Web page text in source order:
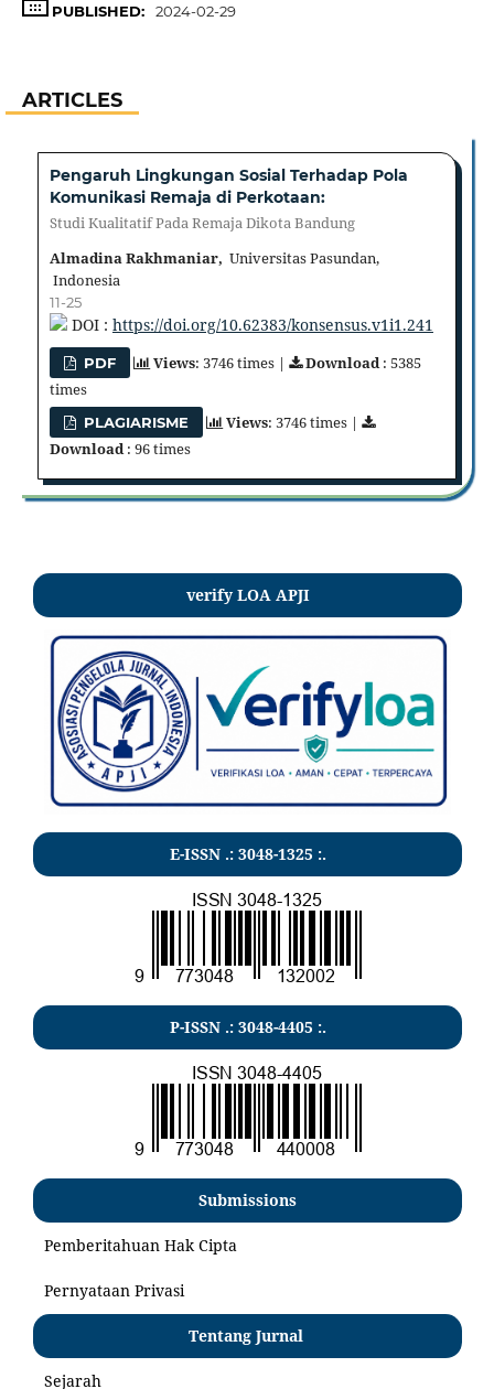
PUBLISHED: 2024-02-29
ARTICLES
Pengaruh Lingkungan Sosial Terhadap Pola
Komunikasi Remaja di Perkotaan:
Studi Kualitatif Pada Remaja Dikota Bandung
Almadina Rakhmaniar, Universitas Pasundan,
Indonesia
11-25
DOI : https://doi.org/10.62383/konsensus.v1i1.241
PDF Views: 3746 times | Download: 5385
times
PLAGIARISME Views: 3746 times |
Download: 96 times
verify LOA APJI
E-ISSN .: 3048-1325 :.
P-ISSN .: 3048-4405 :.
Submissions
Pemberitahuan Hak Cipta
Pernyataan Privasi
Tentang Jurnal
Sejarah